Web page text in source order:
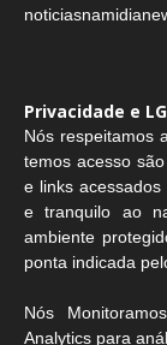
Privacidade e
Nós respeitamos
temos acesso
e links
e tranquilo ao
ambiente
ponta indicada
Nós
Analytics para